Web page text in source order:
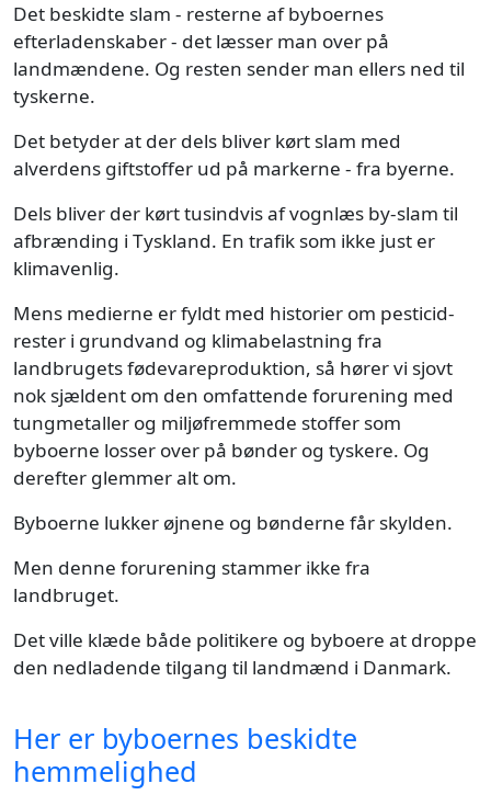
Det beskidte slam - resterne af byboernes
efterladenskaber - det læsser man over på
landmændene. Og resten sender man ellers ned til
tyskerne.
Det betyder at der dels bliver kørt slam med
alverdens giftstoffer ud på markerne - fra byerne.
Dels bliver der kørt tusindvis af vognlæs by-slam til
afbrænding i Tyskland. En trafik som ikke just er
klimavenlig.
Mens medierne er fyldt med historier om pesticid-
rester i grundvand og klimabelastning fra
landbrugets fødevareproduktion, så hører vi sjovt
nok sjældent om den omfattende forurening med
tungmetaller og miljøfremmede stoffer som
byboerne losser over på bønder og tyskere. Og
derefter glemmer alt om.
Byboerne lukker øjnene og bønderne får skylden.
Men denne forurening stammer ikke fra
landbruget.
Det ville klæde både politikere og byboere at droppe
den nedladende tilgang til landmænd i Danmark.
Her er byboernes beskidte
hemmelighed